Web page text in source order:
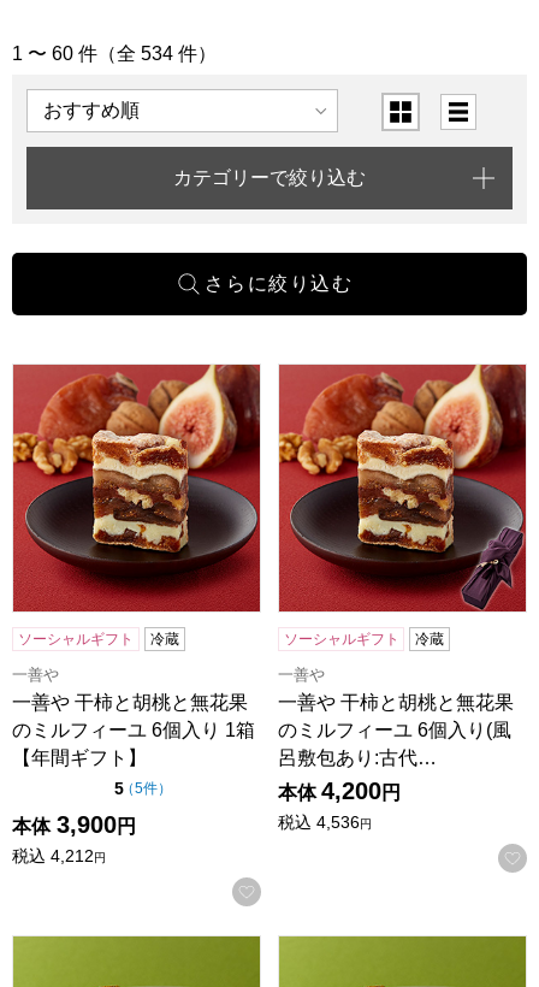
「入園入学内祝い」の商品一覧
1 〜 60 件（全 534 件）
表示順 表示切替
カテゴリーで絞り込む
一善や 干柿と胡桃と無花果のミルフィーユ 6個入り 1箱【年
ソーシャルギフト 冷蔵
一善や
一善や 干柿と胡桃と無花果
のミルフィーユ 6個入り 1箱
【年間ギフト】
5点（5点満点中）
（5件の評価
）
本体 3,900円
税込 4,212円
お気に入りに登録する
一善や 干柿と胡桃と無花果
ソーシャルギフト 冷蔵
一善や
一善や 干柿と胡桃と無花果
のミルフィーユ 6個入り(風
呂敷包あり:古代…
本体 4,200円
税込 4,536円